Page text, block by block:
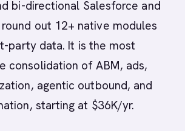
bi-directional Salesforce and
out 12+ native modules
party data. It is the most
consolidation of ABM, ads,
agentic outbound, and
starting at $36K/yr.